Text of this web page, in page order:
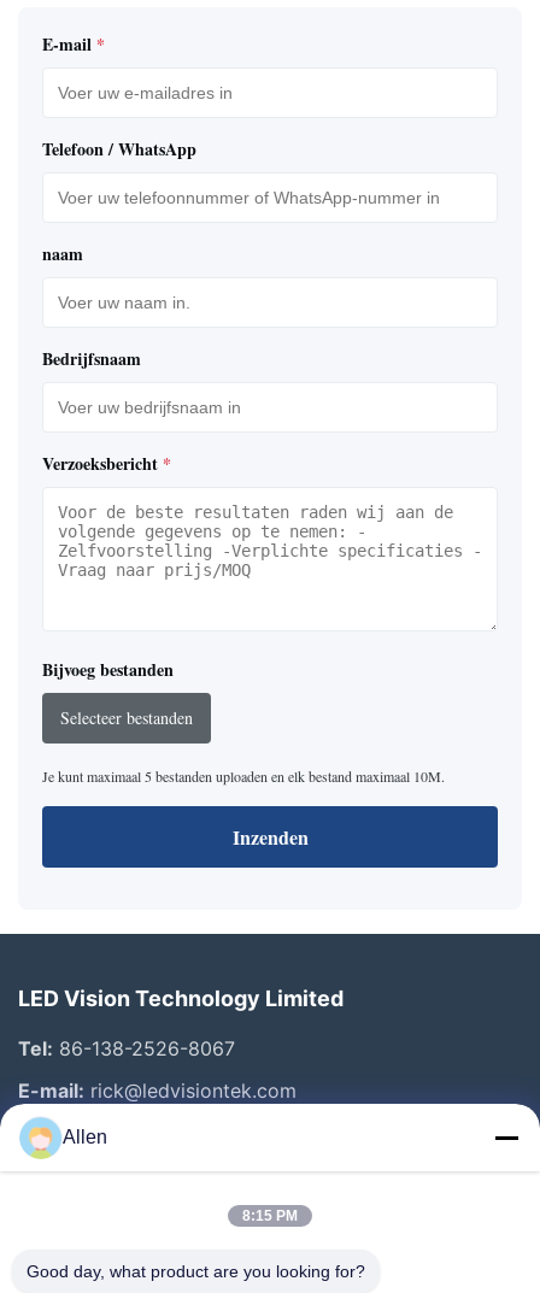
E-mail *
Telefoon / WhatsApp
naam
Bedrijfsnaam
Verzoeksbericht *
Bijvoeg bestanden
Selecteer bestanden
Je kunt maximaal 5 bestanden uploaden en elk bestand maximaal 10M.
Inzenden
LED Vision Technology Limited
Tel: 86-138-2526-8067
E-mail: rick@ledvisiontek.com
Snelle Links
Producten
Allen
8:15 PM
Good day, what product are you looking for?